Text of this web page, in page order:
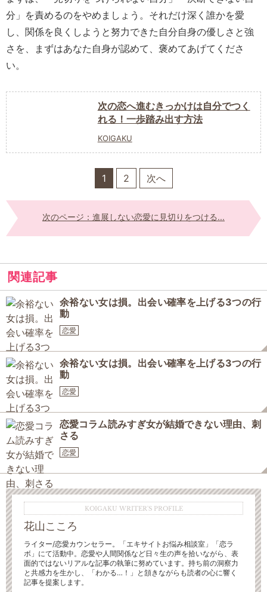
分」を責めるのをやめましょう。それだけ深く誰かを愛
し、関係を良くしようと努力できた自分自身の優しさと強
さを、まずはあなた自身が認めて、褒めてあげてくださ
い。
次の恋へ進むきっかけは自分でつく
れる！一歩踏み出す方法
KOIGAKU
1 2 次へ
次のページ：進展しない恋愛に見切りをつける...
関連記事
余裕ない女は損。出会い確率を上げる3つの行
動
恋愛
余裕ない女は損。出会い確率を上げる3つの行
動
恋愛
恋愛コラム読みすぎ女が結婚できない理由、刺
さる
恋愛
KOIGAKU WRITER'S PROFILE
花山こころ
ライター/恋愛カウンセラー。「エキサイトお悩み相談室」「恋ラ
ボ」にて活動中。恋愛や人間関係など日々生の声を拾いながら、表
面的ではないリアルな記事の執筆に努めています。持ち前の洞察力
と共感力を生かし、「わかる…！」と頷きながらも読者の心に響く
記事を提案します。